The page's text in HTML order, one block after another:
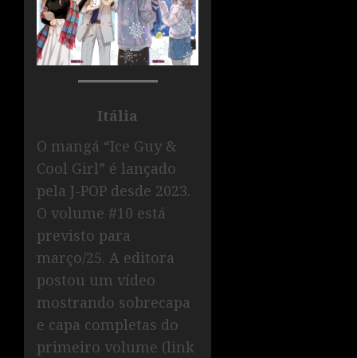
Itália
O mangá “Ice Guy &
Cool Girl” é lançado
pela J-POP desde 2023.
O volume #10 está
previsto para
março/25. A editora
postou um vídeo
mostrando sobrecapa
e capa completas do
primeiro volume (link